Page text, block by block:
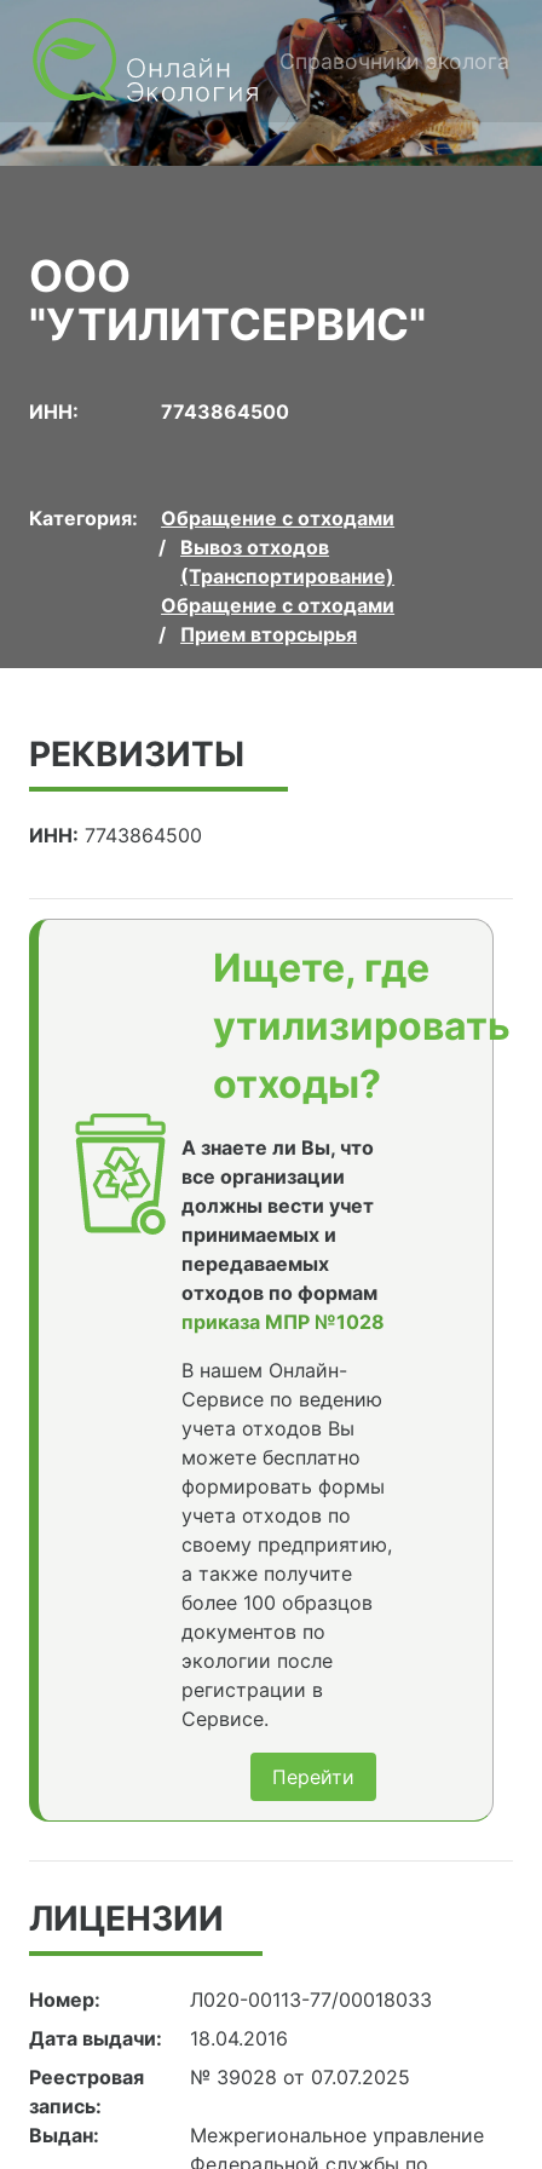
Справочники эколога
ООО
"УТИЛИТСЕРВИС"
ИНН: 7743864500
Категория:
Обращение с отходами
Вывоз отходов
(Транспортирование)
Обращение с отходами
Прием вторсырья
РЕКВИЗИТЫ
ИНН: 7743864500
Ищете, где
утилизировать
отходы?
А знаете ли Вы, что
все организации
должны вести учет
принимаемых и
передаваемых
отходов по формам
приказа МПР №1028
В нашем Онлайн-
Сервисе по ведению
учета отходов Вы
можете бесплатно
формировать формы
учета отходов по
своему предприятию,
а также получите
более 100 образцов
документов по
экологии после
регистрации в
Сервисе.
Перейти
ЛИЦЕНЗИИ
Номер:
Л020-00113-77/00018033
Дата выдачи:
18.04.2016
Реестровая
запись:
№ 39028 от 07.07.2025
Выдан:
Межрегиональное управление
Федеральной службы по